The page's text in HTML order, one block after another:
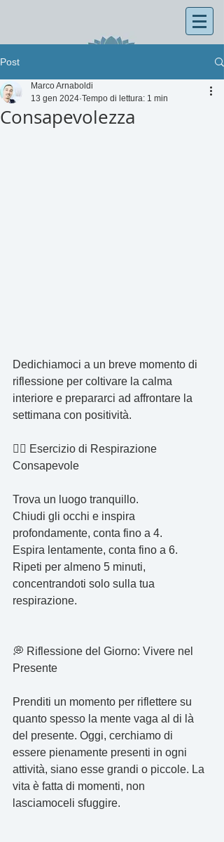
Post
Consapevolezza
Marco Arnaboldi
13 gen 2024 Tempo di lettura: 1 min
Dedichiamoci a un breve momento di
riflessione per coltivare la calma
interiore e prepararci ad affrontare la
settimana con positività.
🧘‍♀️ Esercizio di Respirazione
Consapevole
Trova un luogo tranquillo.
Chiudi gli occhi e inspira
profondamente, conta fino a 4.
Espira lentamente, conta fino a 6.
Ripeti per almeno 5 minuti,
concentrandoti solo sulla tua
respirazione.
💭 Riflessione del Giorno: Vivere nel
Presente
Prenditi un momento per riflettere su
quanto spesso la mente vaga al di là
del presente. Oggi, cerchiamo di
essere pienamente presenti in ogni
attività, siano esse grandi o piccole. La
vita è fatta di momenti, non
lasciamoceli sfuggire.